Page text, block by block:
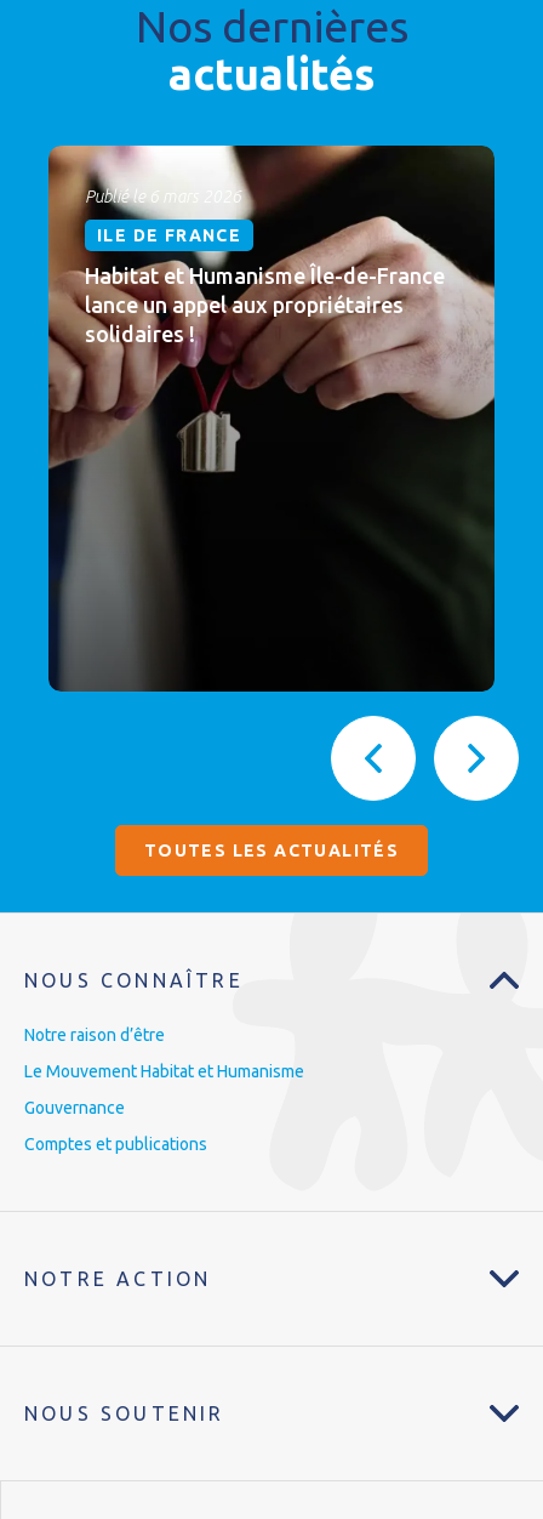
Nos dernières
actualités
Publié le 6 mars 2026
ILE DE FRANCE
Habitat et Humanisme Île-de-France
lance un appel aux propriétaires
solidaires !
TOUTES LES ACTUALITÉS
NOUS CONNAÎTRE
Notre raison d’être
Le Mouvement Habitat et Humanisme
Gouvernance
Comptes et publications
NOTRE ACTION
NOUS SOUTENIR